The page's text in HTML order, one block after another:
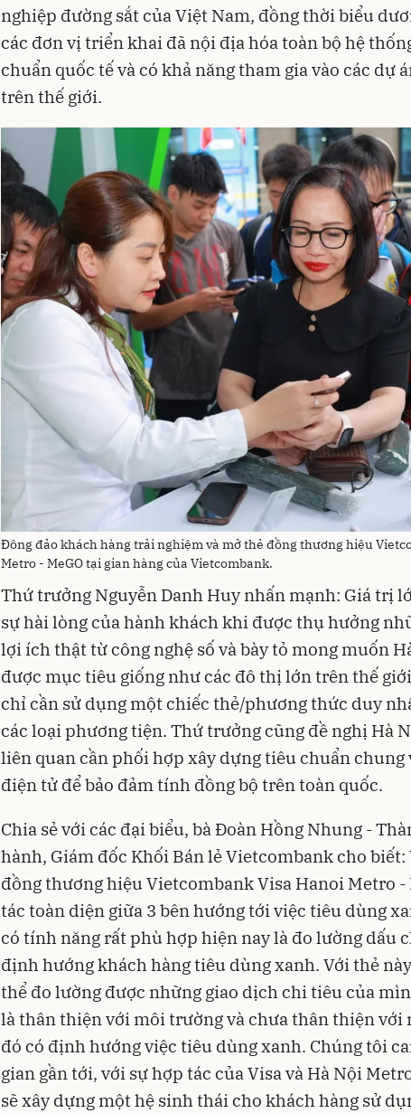
nghiệp đường sắt của Việt Nam, đồng thời biểu
các đơn vị triển khai đã nội địa hóa toàn bộ hệ
chuẩn quốc tế và có khả năng tham gia vào các dự
trên thế giới.
Đông đảo khách hàng trải nghiệm và mở thẻ đồng thương hiệu
Metro - MeGO tại gian hàng của Vietcombank.
Thứ trưởng Nguyễn Danh Huy nhấn mạnh: Giá trị
sự hài lòng của hành khách khi được thụ hưởng
lợi ích thật từ công nghệ số và bày tỏ mong muốn
được mục tiêu giống như các đô thị lớn trên thế
chỉ cần sử dụng một chiếc thẻ/phương thức duy
các loại phương tiện. Thứ trưởng cũng đề nghị Hà
liên quan cần phối hợp xây dựng tiêu chuẩn chung
điện tử để bảo đảm tính đồng bộ trên toàn quốc.
Chia sẻ với các đại biểu, bà Đoàn Hồng Nhung -
hành, Giám đốc Khối Bán lẻ Vietcombank cho biết:
đồng thương hiệu Vietcombank Visa Hanoi Metro -
tác toàn diện giữa 3 bên hướng tới việc tiêu dùng
có tính năng rất phù hợp hiện nay là đo lường dấu
định hướng khách hàng tiêu dùng xanh. Với thẻ
thể đo lường được những giao dịch chi tiêu của
là thân thiện với môi trường và chưa thân thiện với
đó có định hướng việc tiêu dùng xanh. Chúng tôi
gian gần tới, với sự hợp tác của Visa và Hà Nội
sẽ xây dựng một hệ sinh thái cho khách hàng sử